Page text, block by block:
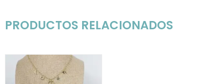
PRODUCTOS RELACIONADOS